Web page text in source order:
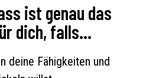
ist genau das
dich, falls...
deine Fähigkeiten und